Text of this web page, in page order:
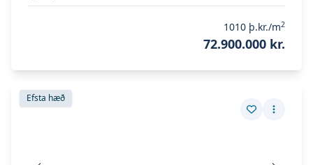
1010 þ.kr./m2
72.900.000 kr.
Skoða eignina
Efsta hæð
Vista eign
Fleiri
Skoða eignina